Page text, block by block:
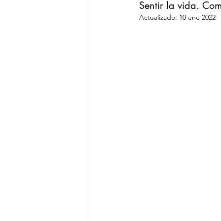
Sentir la vida.
Actualizado: 10 ene 2022